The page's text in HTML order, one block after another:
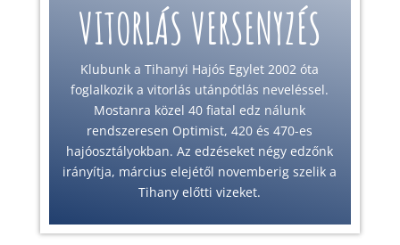
VITORLÁS VERSENYZÉS
Klubunk a Tihanyi Hajós Egylet 2002 óta
foglalkozik a vitorlás utánpótlás neveléssel.
Mostanra közel 40 fiatal edz nálunk
rendszeresen Optimist, 420 és 470-es
hajóosztályokban. Az edzéseket négy edzőnk
irányítja, március elejétől novemberig szelik a
Tihany előtti vizeket.